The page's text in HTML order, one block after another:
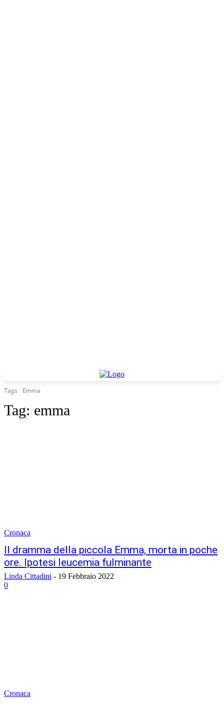
Tags Emma
Tag: emma
Cronaca
Il dramma della piccola Emma, morta in poche
ore. Ipotesi leucemia fulminante
Linda Cittadini - 19 Febbraio 2022
0
Cronaca